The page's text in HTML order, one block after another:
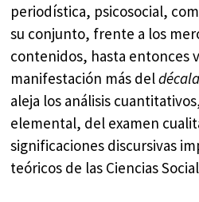
periodística, psicosocial,
su conjunto, frente a los
contenidos, hasta entonces
manifestación más del
aleja los análisis
elemental, del examen
significaciones discursivas
teóricos de las Ciencias